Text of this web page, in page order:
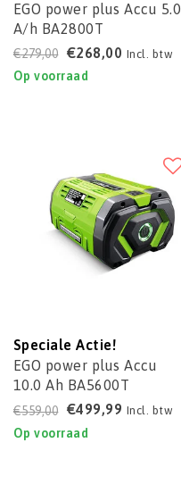
EGO power plus Accu 5.0
A/h BA2800T
€279,00 €268,00 Incl. btw
Op voorraad
Speciale Actie!
EGO power plus Accu
10.0 Ah BA5600T
€559,00 €499,99 Incl. btw
Op voorraad